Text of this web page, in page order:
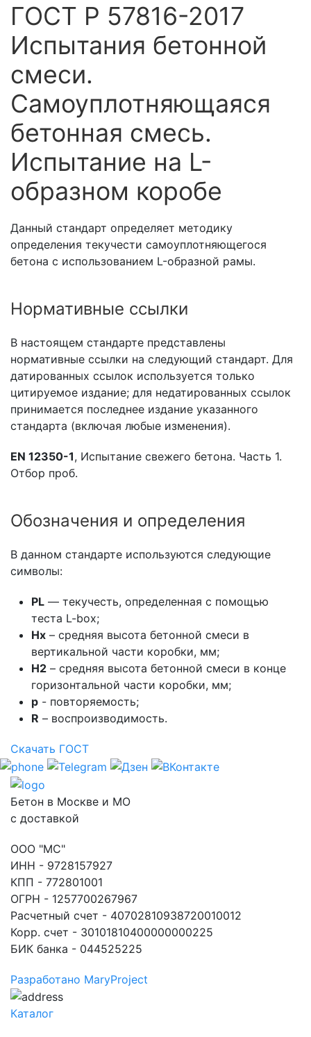
ГОСТ Р 57816-2017
Испытания бетонной
смеси.
Самоуплотняющаяся
бетонная смесь.
Испытание на L-
образном коробе
Данный стандарт определяет методику
определения текучести самоуплотняющегося
бетона с использованием L-образной рамы.
Нормативные ссылки
В настоящем стандарте представлены
нормативные ссылки на следующий стандарт. Для
датированных ссылок используется только
цитируемое издание; для недатированных ссылок
принимается последнее издание указанного
стандарта (включая любые изменения).
EN 12350-1, Испытание свежего бетона. Часть 1.
Отбор проб.
Обозначения и определения
В данном стандарте используются следующие
символы:
PL — текучесть, определенная с помощью
теста L-box;
Hx – средняя высота бетонной смеси в
вертикальной части коробки, мм;
Н2 – средняя высота бетонной смеси в конце
горизонтальной части коробки, мм;
р - повторяемость;
R – воспроизводимость.
Скачать ГОСТ
Бетон в Москве и МО
с доставкой
ООО "МС"
ИНН - 9728157927
КПП - 772801001
ОГРН - 1257700267967
Расчетный счет - 40702810938720010012
Корр. счет - 30101810400000000225
БИК банка - 044525225
Разработано MaryProject
Каталог